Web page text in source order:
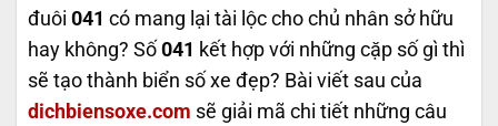
đuôi 041 có mang lại tài lộc cho chủ nhân sở hữu
hay không? Số 041 kết hợp với những cặp số gì thì
sẽ tạo thành biển số xe đẹp? Bài viết sau của
dichbiensoxe.com sẽ giải mã chi tiết những câu